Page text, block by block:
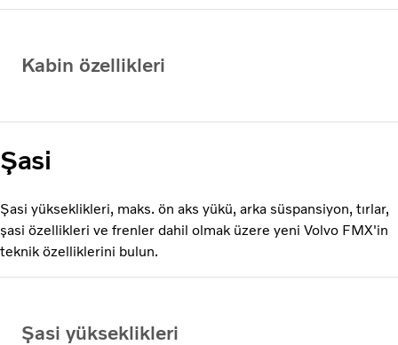
Kabin özellikleri
Şasi
Şasi yükseklikleri, maks. ön aks yükü, arka süspansiyon, tırlar,
şasi özellikleri ve frenler dahil olmak üzere yeni Volvo FMX'in
teknik özelliklerini bulun.
Şasi yükseklikleri